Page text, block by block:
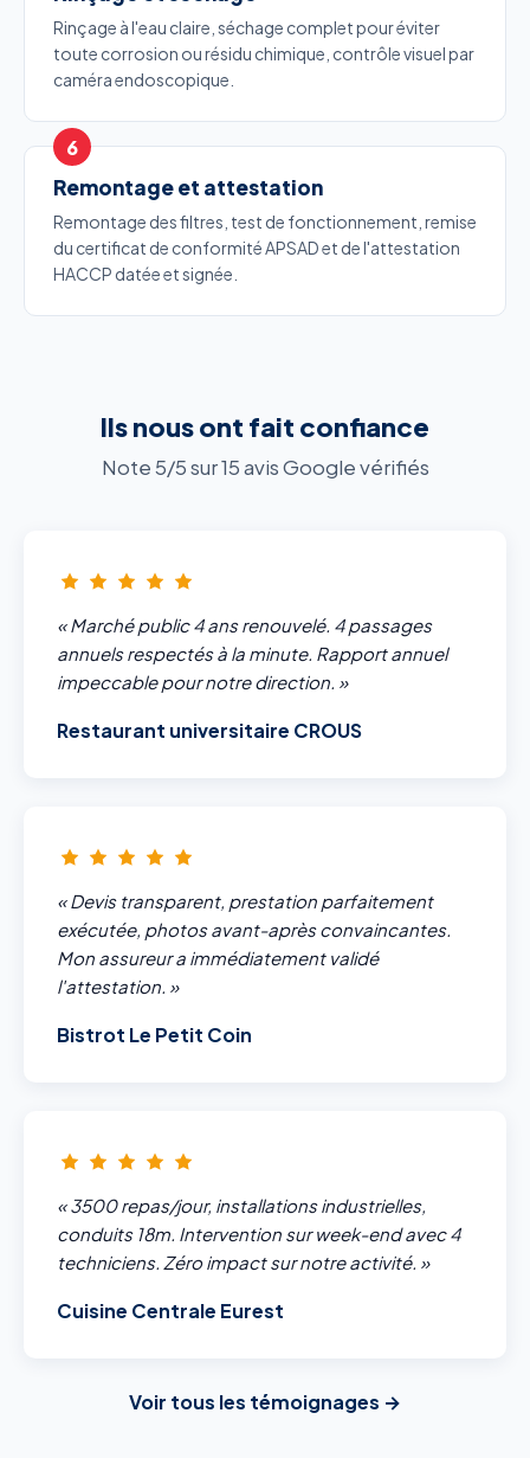
Rinçage à l'eau claire, séchage complet pour éviter
toute corrosion ou résidu chimique, contrôle visuel par
caméra endoscopique.
Remontage et attestation
Remontage des filtres, test de fonctionnement, remise
du certificat de conformité APSAD et de l'attestation
HACCP datée et signée.
Ils nous ont fait confiance
Note 5/5 sur 15 avis Google vérifiés
« Marché public 4 ans renouvelé. 4 passages
annuels respectés à la minute. Rapport annuel
impeccable pour notre direction. »
Restaurant universitaire CROUS
« Devis transparent, prestation parfaitement
exécutée, photos avant-après convaincantes.
Mon assureur a immédiatement validé
l'attestation. »
Bistrot Le Petit Coin
« 3500 repas/jour, installations industrielles,
conduits 18m. Intervention sur week-end avec 4
techniciens. Zéro impact sur notre activité. »
Cuisine Centrale Eurest
Voir tous les témoignages →